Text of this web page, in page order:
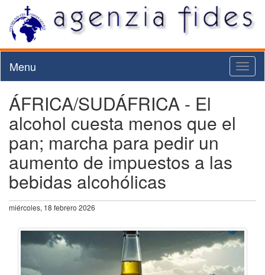
Menu
ÁFRICA/SUDÁFRICA - El
alcohol cuesta menos que el
pan; marcha para pedir un
aumento de impuestos a las
bebidas alcohólicas
miércoles, 18 febrero 2026